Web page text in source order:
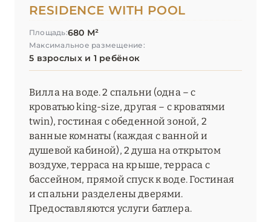
RESIDENCE WITH POOL
Площадь:680 М²
Максимальное размещение:
5 взрослых и 1 ребёнок
Вилла на воде. 2 спальни (одна – с
кроватью king-size, другая – с кроватями
twin), гостиная с обеденной зоной, 2
ванные комнаты (каждая с ванной и
душевой кабиной), 2 душа на открытом
воздухе, терраса на крыше, терраса с
бассейном, прямой спуск к воде. Гостиная
и спальни разделены дверями.
Предоставляются услуги батлера.